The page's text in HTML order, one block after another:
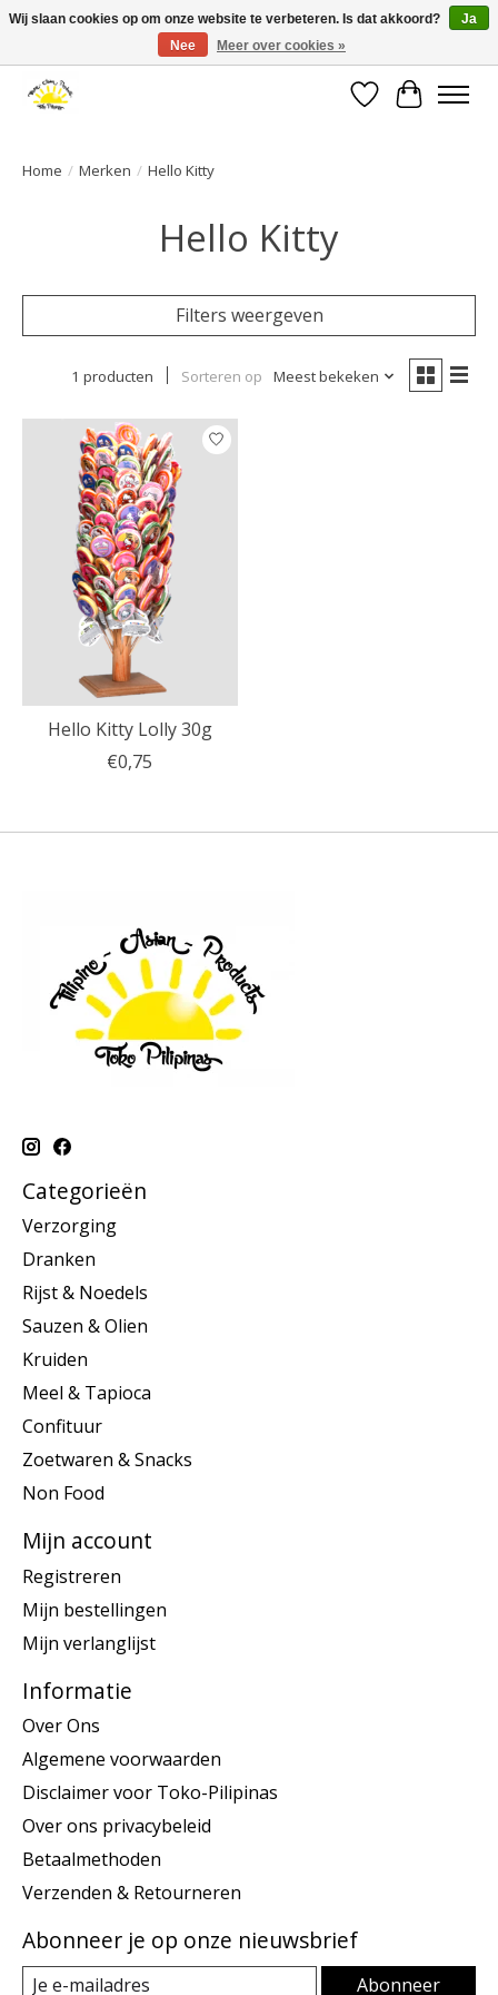
Large selection of products and fast shipping!
Verlanglijst
Home / Merken / Hello Kitty
Hello Kitty
Filters weergeven
1 producten Sorteren op Meest bekeken
Hello Kitty Lolly 30g
€0,75
Categorieën
Verzorging
Dranken
Rijst & Noedels
Sauzen & Olien
Kruiden
Meel & Tapioca
Confituur
Zoetwaren & Snacks
Non Food
Mijn account
Registreren
Mijn bestellingen
Mijn verlanglijst
Informatie
Over Ons
Algemene voorwaarden
Disclaimer voor Toko-Pilipinas
Over ons privacybeleid
Betaalmethoden
Verzenden & Retourneren
Abonneer je op onze nieuwsbrief
Abonneer
Wij slaan cookies op om onze website te verbeteren. Is dat akkoord?
Ja
Nee
Meer over cookies »